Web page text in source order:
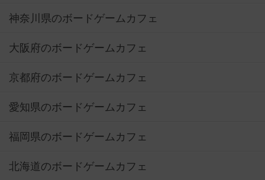
神奈川県のボードゲームカフェ
大阪府のボードゲームカフェ
京都府のボードゲームカフェ
愛知県のボードゲームカフェ
福岡県のボードゲームカフェ
北海道のボードゲームカフェ